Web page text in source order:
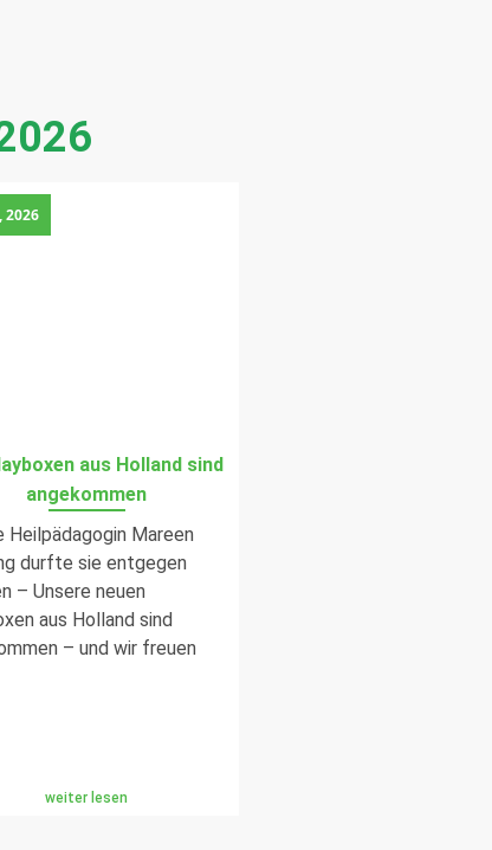
aus Holland sind
angekommen
2026
Heilpädagogin Mareen
durfte sie entgegen
– Unsere neuen
aus Holland sind
– und wir freuen
weiter lesen